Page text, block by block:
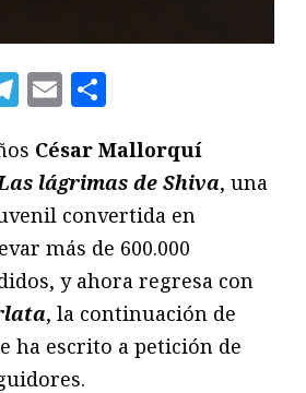
Telegram
Email
César Mallorquí
lágrimas de Shiva, una
convertida en
más de 600.000
y ahora regresa con
, la continuación de
ha escrito a petición de